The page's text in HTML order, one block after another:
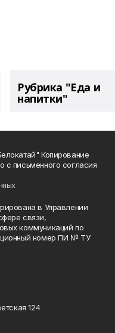
Рубрика "Еда и
напитки"
Копирование
с письменного согласия
в Управлении
связи,
коммуникаций по
номер ПИ № ТУ
124